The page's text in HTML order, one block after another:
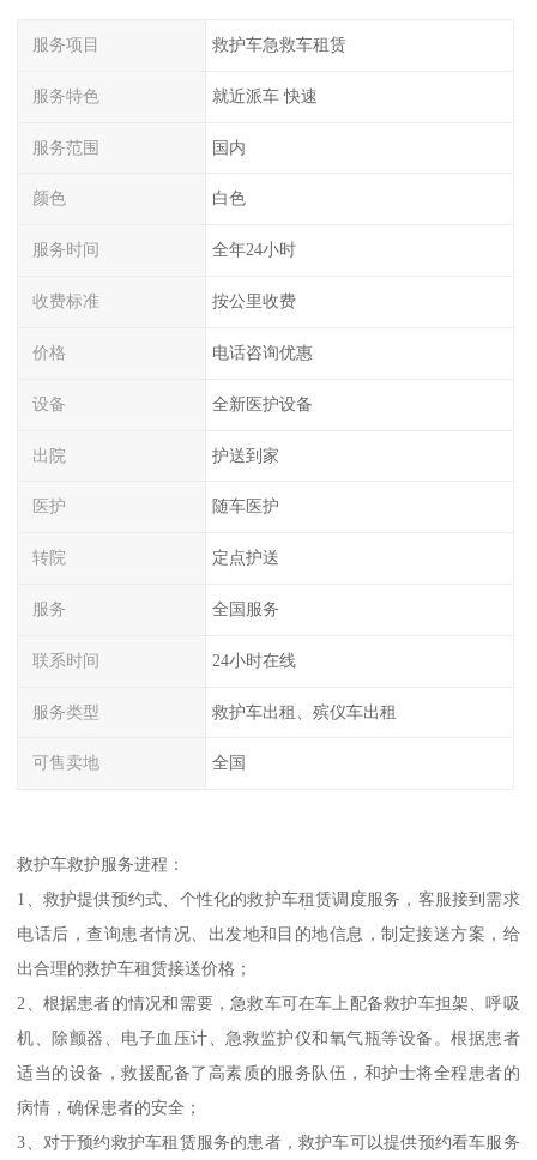
服务项目 救护车急救车租赁
服务特色 就近派车 快速
服务范围 国内
颜色 白色
服务时间 全年24小时
收费标准 按公里收费
价格 电话咨询优惠
设备 全新医护设备
出院 护送到家
医护 随车医护
转院 定点护送
服务 全国服务
联系时间 24小时在线
服务类型 救护车出租、殡仪车出租
可售卖地 全国
救护车救护服务进程：
1、救护提供预约式、个性化的救护车租赁调度服务，客服接到需求
电话后，查询患者情况、出发地和目的地信息，制定接送方案，给
出合理的救护车租赁接送价格；
2、根据患者的情况和需要，急救车可在车上配备救护车担架、呼吸
机、除颤器、电子血压计、急救监护仪和氧气瓶等设备。根据患者
适当的设备，救援配备了高素质的服务队伍，和护士将全程患者的
病情，确保患者的安全；
3、对于预约救护车租赁服务的患者，救护车可以提供预约看车服务